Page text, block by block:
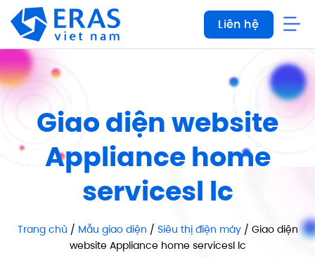
qua
dung
Liên hệ
Giao diện website
Appliance home
servicesl lc
Trang chủ / Mẫu giao diện / Siêu thị điện máy/ Giao diện
website Appliance home servicesl lc